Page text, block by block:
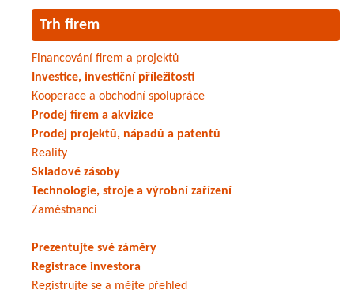
Trh firem
Financování firem a projektů
Investice, investiční příležitosti
Kooperace a obchodní spolupráce
Prodej firem a akvizice
Prodej projektů, nápadů a patentů
Reality
Skladové zásoby
Technologie, stroje a výrobní zařízení
Zaměstnanci
Prezentujte své záměry
Registrace investora
Registrujte se a mějte přehled